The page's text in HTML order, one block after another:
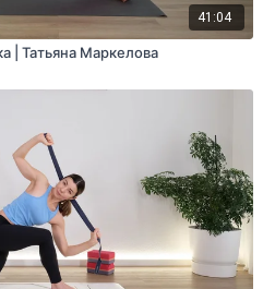
41:04
| Татьяна Маркелова